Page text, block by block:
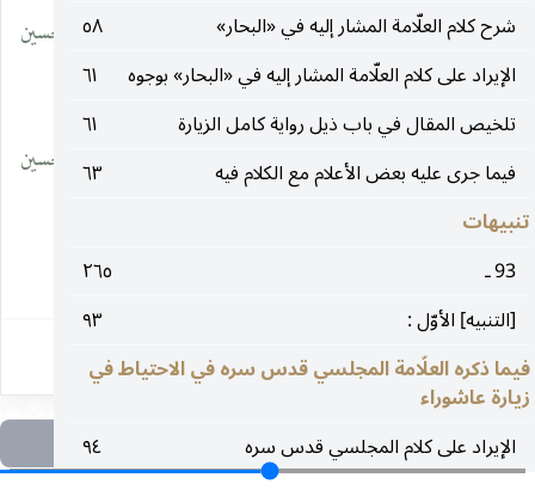
شرح كلام العلّامة المشار إليه في «البحار»
٥٨
الإيراد على كلام العلّامة المشار إليه في «البحار» بوجوه
٦١
تلخيص المقال في باب ذيل رواية كامل الزيارة
٦١
فيما جرى عليه بعض الأعلام مع الكلام فيه
٦٣
تنبيهات
93 ـ
٢٦٥
[التنبيه] الأوّل :
٩٣
فيما ذكره العلّامة المجلسي قدس سره في الاحتياط في
زيارة عاشوراء
الإيراد على كلام المجلسي قدس سره
٩٤
(١) كامل الزيارة : ٣٤٨ ، الباب ٧٦ الرخصة في ترك الغسل لزيارة الحسين
عليه السلام ، الحديث ٩.
(٢) كامل الزيارة : ٣٤٧ ، الباب ٧٦ الرخصة في ترك الغسل لزيارة الحسين
عليه السلام ، الحديث ٤.